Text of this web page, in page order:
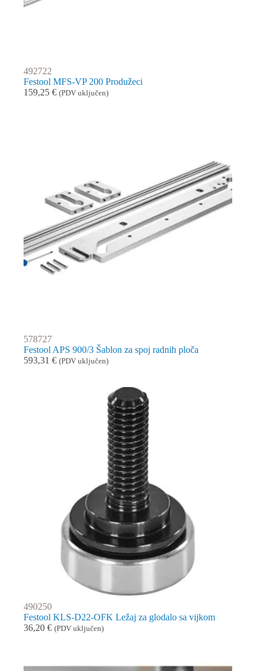
492722
Festool MFS-VP 200 Produžeci
159,25 € (PDV uključen)
578727
Festool APS 900/3 Šablon za spoj radnih ploča
593,31 € (PDV uključen)
490250
Festool KLS-D22-OFK Ležaj za glodalo sa vijkom
36,20 € (PDV uključen)